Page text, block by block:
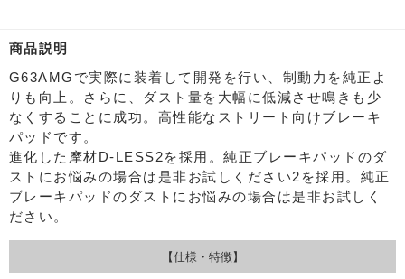
商品説明
G63AMGで実際に装着して開発を行い、制動力を純正よ
りも向上。さらに、ダスト量を大幅に低減させ鳴きも少
なくすることに成功。高性能なストリート向けブレーキ
パッドです。
進化した摩材D-LESS2を採用。純正ブレーキパッドのダ
ストにお悩みの場合は是非お試しください2を採用。純正
ブレーキパッドのダストにお悩みの場合は是非お試しく
ださい。
【仕様・特徴】